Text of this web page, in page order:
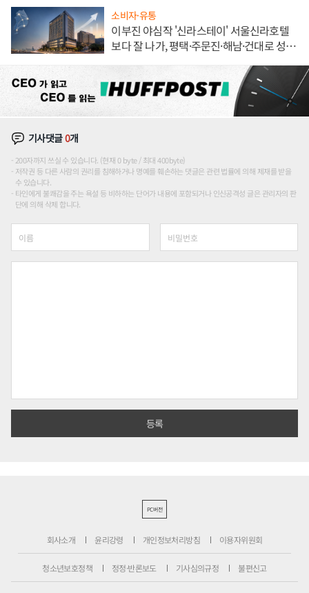
소비자·유통
이부진 야심작 '신라스테이' 서울신라호텔
보다 잘 나가, 평택·주문진·해남·건대로 성
기사댓글0개
200자까지 쓰실 수 있습니다. (현재 0 byte / 최대 400byte)
저작권 등 다른 사람의 권리를 침해하거나 명예를 훼손하는 댓글은 관련 법률에 의해 제재를 받을
수 있습니다.
타인에게 불쾌감을 주는 욕설 등 비하하는 단어가 내용에 포함되거나 인신공격성 글은 관리자의 판
단에 의해 삭제 합니다.
PC버전
회사소개 윤리강령 개인정보처리방침 이용자위원회
청소년보호정책 정정·반론보도 기사심의규정 불편신고